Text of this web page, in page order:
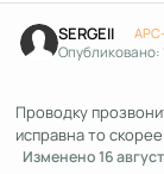
SERGEII
Опубликовано:
Проводку
исправна то
Изменено16